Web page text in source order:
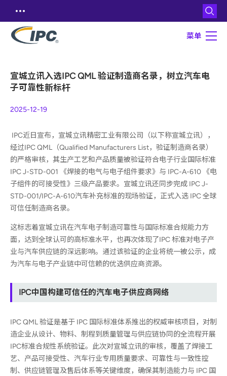
菜单
宣城立讯入选IPC QML 验证制造商名录，树立汽车电
子可靠性新标杆
2025-12-19
IPC近日宣布，宣城立讯精密工业有限公司（以下称宣城立讯），
经过IPC QML（Qualified Manufacturers List，验证制造商名录）
的严格审核，其生产工艺和产品质量被验证符合电子行业国际标准
IPC J-STD-001 《焊接的电气与电子组件要求》与 IPC-A-610 《电
子组件的可接受性》三级产品要求。宣城立讯还同步完成 IPC J-
STD-001/IPC-A-610汽车补充标准的现场验证，正式入选 IPC 全球
可信任制造商名录。
这标志着宣城立讯在汽车电子制造可靠性与国际标准合规能力方
面，达到全球认可的高标准水平，也再次体现了IPC 标准对电子产
业与汽车供应链的深远影响。通过该验证的企业将统一被公示，成
为汽车与电子产业链中可信赖的优选供应商资源。
IPC中国构建可信任的汽车电子供应商网络
IPC QML 验证是基于 IPC 国际标准体系推出的权威审核项目，对制
造企业从设计、物料、制程到质量管理与供应链协同的全流程开展
IPC标准合规性系统验证。此次对宣城立讯的审核，覆盖了焊接工
艺、产品可接受性、汽车行业专用质量要求、可靠性与一致性控
制、供应链管理及售后体系等关键维度，确保其制造能力与 IPC 国